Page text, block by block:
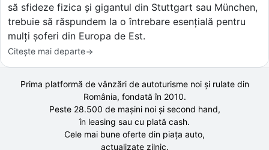
să sfideze fizica și gigantul din Stuttgart sau München,
trebuie să răspundem la o întrebare esențială pentru
mulți șoferi din Europa de Est.
Citește mai departe
Prima platformă de vânzări de autoturisme noi și rulate din
România, fondată în 2010.
Peste 28.500 demașini noi și second hand,
în leasing sau cu plată cash.
Cele mai bune oferte din piața auto,
actualizate zilnic.